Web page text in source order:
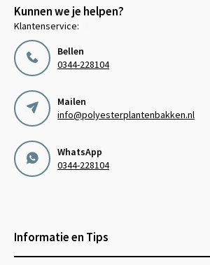
Kunnen we je helpen?
Klantenservice:
Bellen
0344-228104
Mailen
info@polyesterplantenbakken.nl
WhatsApp
0344-228104
Informatie en Tips